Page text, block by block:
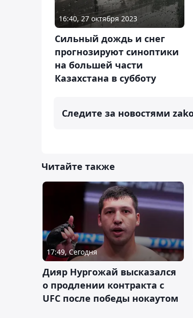
16:40, 27 октября 2023
Сильный дождь и снег
прогнозируют синоптики
на большей части
Казахстана в субботу
Следите за новостями
Читайте также
17:49, Сегодня
Дияр Нургожай высказался
о продлении контракта с
UFC после победы нокаутом